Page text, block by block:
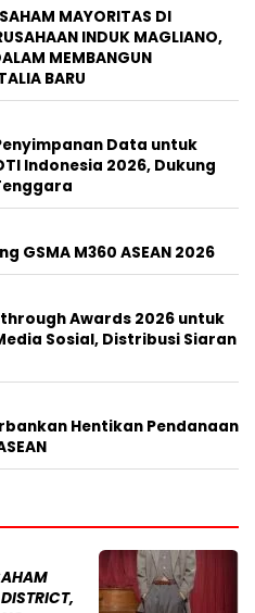
MAYORITAS DI
INDUK MAGLIANO,
MEMBANGUN
BARU
Data untuk
Indonesia 2026, Dukung
GSMA M360 ASEAN 2026
Awards 2026 untuk
Sosial, Distribusi Siaran
Hentikan Pendanaan